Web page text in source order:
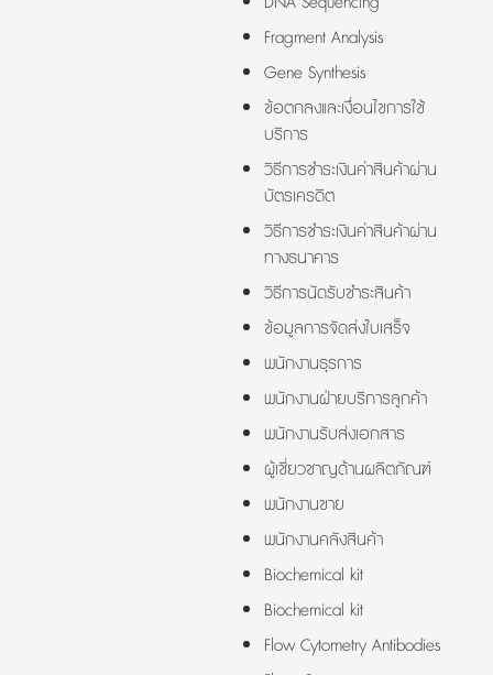
Fragment Analysis
Gene Synthesis
ข้อตกลงและเงื่อนไขการใช้
บริการ
วิธีการชำระเงินค่าสินค้าผ่าน
บัตรเครดิต
วิธีการชำระเงินค่าสินค้าผ่าน
ทางธนาคาร
วิธีการนัดรับชำระสินค้า
ข้อมูลการจัดส่งใบเสร็จ
พนักงานธุรการ
พนักงานฝ่ายบริการลูกค้า
พนักงานรับส่งเอกสาร
ผู้เชี่ยวชาญด้านผลิตภัณฑ์
พนักงานขาย
พนักงานคลังสินค้า
Biochemical kit
Biochemical kit
Flow Cytometry Antibodies